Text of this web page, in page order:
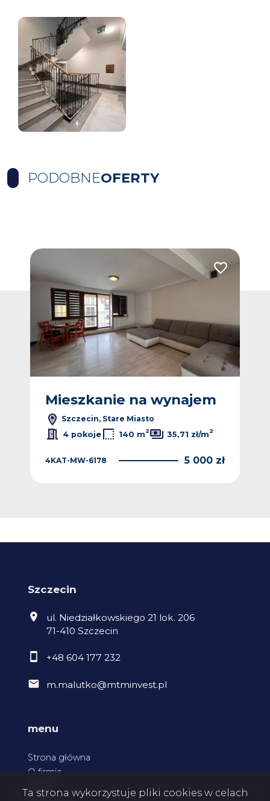
PODOBNEOFERTY
Dodaj do ulubionych Dodaj do
Mieszkanie na wynajem
Szczecin, Stare Miasto
4 pokoje
140 m2 35,71 zł/m2
4KAT-MW-6178 5 000 zł
Szczecin
ul. Niedziałkowskiego 21 lok. 206
71-410 Szczecin
+48 604 177 232
m.malutko@mtminvest.pl
menu
Strona główna
O firmie
Ta strona wykorzystuje pliki cookies w celach